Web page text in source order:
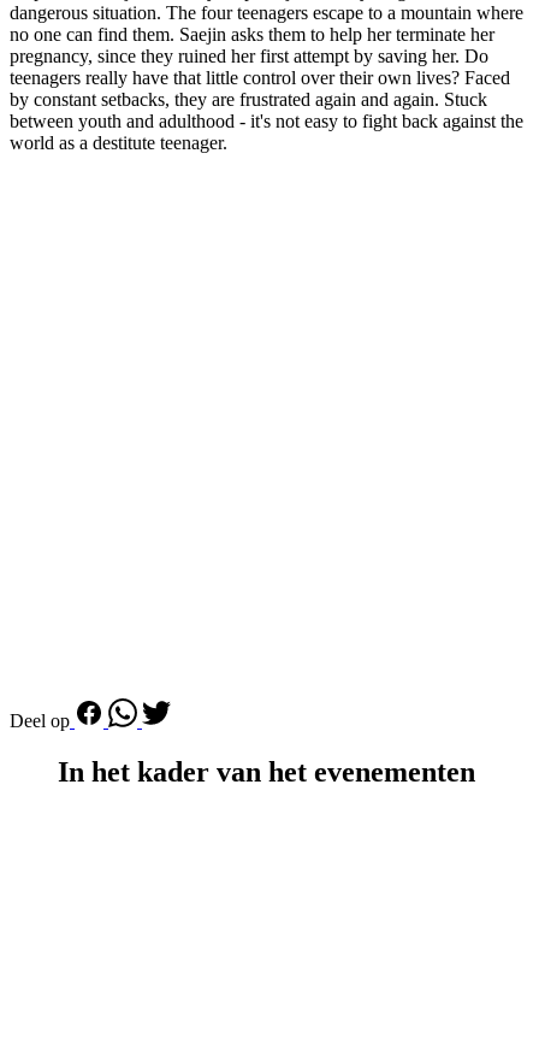
dangerous situation. The four teenagers escape to a mountain where
no one can find them. Saejin asks them to help her terminate her
pregnancy, since they ruined her first attempt by saving her. Do
teenagers really have that little control over their own lives? Faced
by constant setbacks, they are frustrated again and again. Stuck
between youth and adulthood - it's not easy to fight back against the
world as a destitute teenager.
Deel op
In het kader van het evenementen